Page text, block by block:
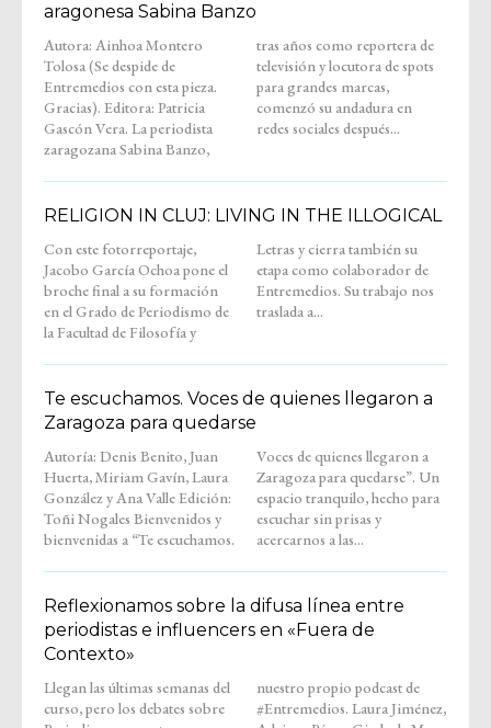
aragonesa Sabina Banzo
Autora: Ainhoa Montero
Tolosa (Se despide de
Entremedios con esta pieza.
Gracias). Editora: Patricia
Gascón Vera. La periodista
zaragozana Sabina Banzo,
tras años como reportera de
televisión y locutora de spots
para grandes marcas,
comenzó su andadura en
redes sociales después...
RELIGION IN CLUJ: LIVING IN THE ILLOGICAL
Con este fotorreportaje,
Jacobo García Ochoa pone el
broche final a su formación
en el Grado de Periodismo de
la Facultad de Filosofía y
Letras y cierra también su
etapa como colaborador de
Entremedios. Su trabajo nos
traslada a...
Te escuchamos. Voces de quienes llegaron a
Zaragoza para quedarse
Autoría: Denis Benito, Juan
Huerta, Miriam Gavín, Laura
González y Ana Valle Edición:
Toñi Nogales Bienvenidos y
bienvenidas a “Te escuchamos.
Voces de quienes llegaron a
Zaragoza para quedarse”. Un
espacio tranquilo, hecho para
escuchar sin prisas y
acercarnos a las...
Reflexionamos sobre la difusa línea entre
periodistas e influencers en «Fuera de
Contexto»
Llegan las últimas semanas del
curso, pero los debates sobre
nuestro propio podcast de
#Entremedios. Laura Jiménez,